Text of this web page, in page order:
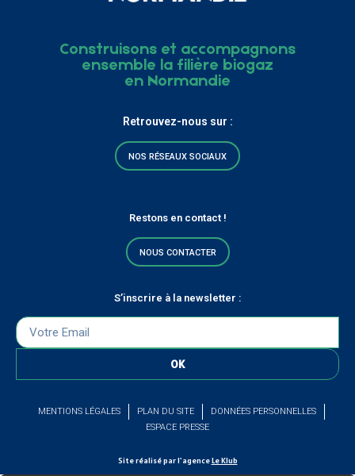
Construisons et accompagnons
ensemble la filière biogaz
en Normandie
Retrouvez-nous sur :
NOS RÉSEAUX SOCIAUX
Restons en contact !
NOUS CONTACTER
S’inscrire à la newsletter :
OK
MENTIONS LÉGALES PLAN DU SITE
DONNÉES PERSONNELLES
ESPACE PRESSE
Site réalisé par l’agenceLe Klub